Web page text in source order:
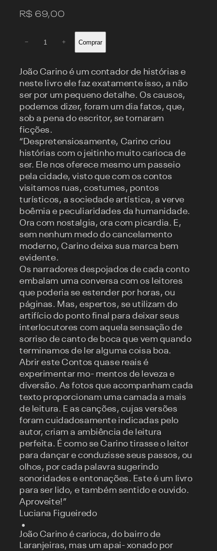
R$ 69,00
quantidade
− + Comprar
João Carino é um contador de histórias e
neste livro ele faz exatamente isso, a não
ser por um pequeno detalhe. Os causos,
podemos dizer, foram um dia fatos, que,
sob a pena do escritor, se tornaram
ficções.
“Despretensiosamente, Carino criou
histórias com o jeitinho muito carioca de
ser. Ele nos oferece mesmo um passeio
pela cidade, visto que com os contos
visitamos ruas, costumes, pontos
turísticos, a sociedade artística, a verve
boêmia e peculiaridades da humanidade.
Ora com nostalgia, ora com picardia. E,
sem nenhum medo do cancelamento
moderno, Carino deixa sua marca bem
evidente.
Os narradores despojados de cada conto
embalam uma conversa com os leitores
que poderia se estender por horas, ou
páginas. Mas, espertos, se utilizam do
artifício do ponto final para deixar seus
interlocutores com aquela sensação de
sorriso de canto de boca que vem quando
terminamos de ler alguma coisa boa.
Abrir este Contos quase reais é
experimentar mo- mentos de leveza e
diversão. As fotos que acompanham cada
texto proporcionam uma camada a mais
de leitura. E as canções, cujas versões
foram cuidadosamente indicadas pelo
autor, criam a ambiência de leitura
perfeita. É como se Carino tirasse o leitor
para dançar e conduzisse seus passos, ou
olhos, por cada palavra sugerindo
sonoridades e entonações. Este é um livro
para ser lido, e também sentido e ouvido.
Aproveite!”
Luciana Figueiredo
João Carino é carioca, do bairro de
Laranjeiras, mas um apai- xonado por